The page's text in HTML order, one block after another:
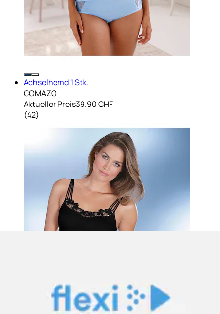
Achselhemd 1 Stk.
COMAZO
Aktueller Preis39.90 CHF
(42)